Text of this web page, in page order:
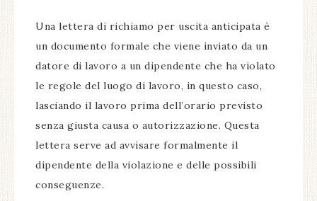
Una lettera di richiamo per uscita anticipata è
un documento formale che viene inviato da un
datore di lavoro a un dipendente che ha violato
le regole del luogo di lavoro, in questo caso,
lasciando il lavoro prima dell’orario previsto
senza giusta causa o autorizzazione. Questa
lettera serve ad avvisare formalmente il
dipendente della violazione e delle possibili
conseguenze.